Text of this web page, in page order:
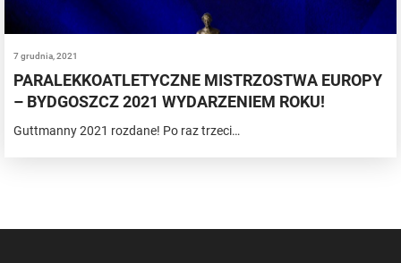
7 grudnia, 2021
PARALEKKOATLETYCZNE MISTRZOSTWA EUROPY
– BYDGOSZCZ 2021 WYDARZENIEM ROKU!
Guttmanny 2021 rozdane! Po raz trzeci…